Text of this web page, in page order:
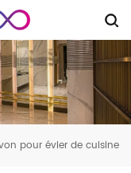
pour évier de cuisine